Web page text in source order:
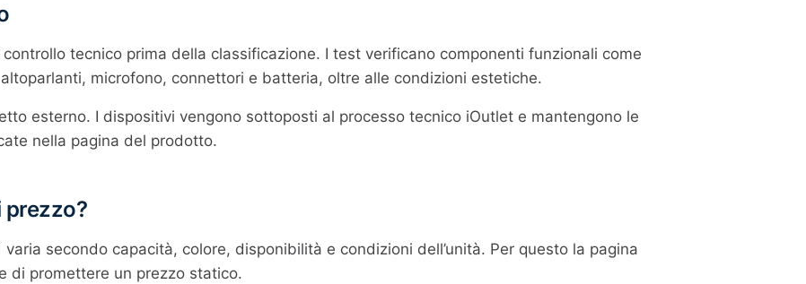
tecnico prima della classificazione. I test verificano componenti funzionali come
microfono, connettori e batteria, oltre alle condizioni estetiche.
esterno. I dispositivi vengono sottoposti al processo tecnico iOutlet e mantengono le
nella pagina del prodotto.
prezzo?
secondo capacità, colore, disponibilità e condizioni dell’unità. Per questo la pagina
di promettere un prezzo statico.